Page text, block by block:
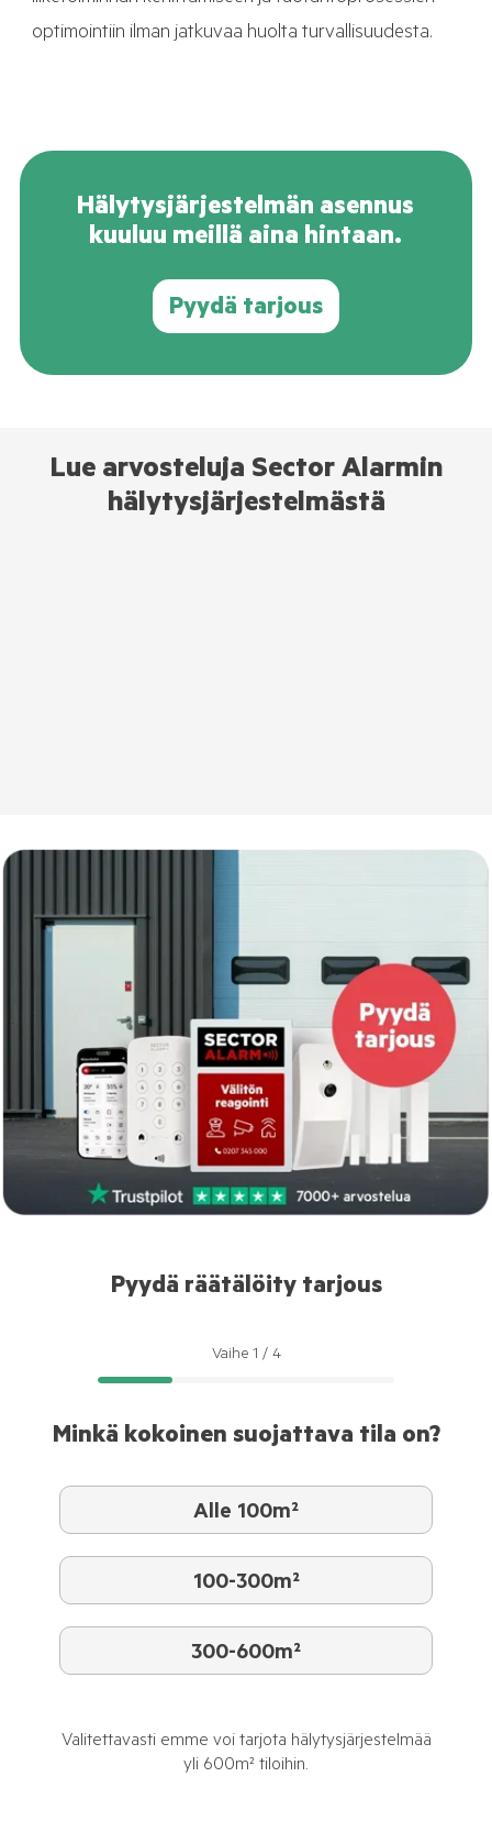
optimointiin ilman jatkuvaa huolta turvallisuudesta.
Hälytysjärjestelmän asennus
kuuluu meillä aina hintaan.
Pyydä tarjous
Lue arvosteluja Sector Alarmin
hälytysjärjestelmästä
Pyydä räätälöity tarjous
Vaihe 1 / 4
Minkä kokoinen suojattava tila on?
Alle 100m²
100-300m²
300-600m²
Valitettavasti emme voi tarjota hälytysjärjestelmää
yli 600m² tiloihin.